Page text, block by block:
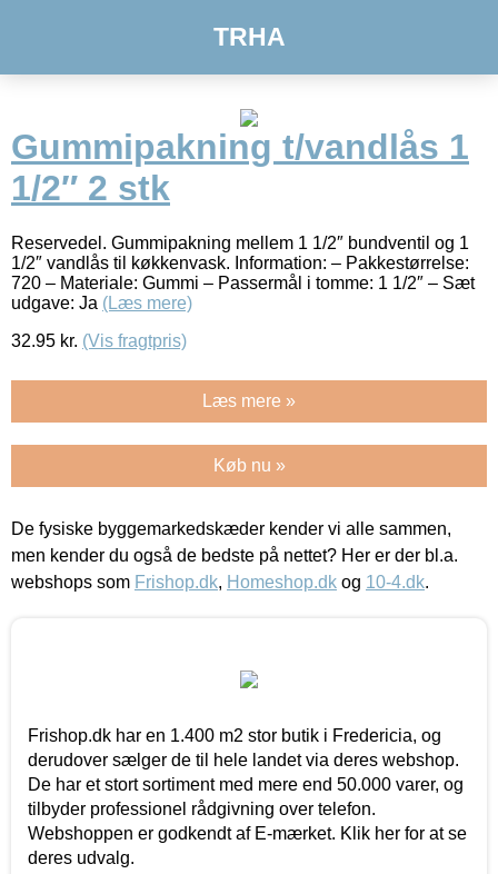
TRHA
Gummipakning t/vandlås 1
1/2″ 2 stk
Reservedel. Gummipakning mellem 1 1/2″ bundventil og 1
1/2″ vandlås til køkkenvask. Information: – Pakkestørrelse:
720 – Materiale: Gummi – Passermål i tomme: 1 1/2″ – Sæt
udgave: Ja (Læs mere)
32.95 kr. (Vis fragtpris)
Læs mere »
Køb nu »
De fysiske byggemarkedskæder kender vi alle sammen,
men kender du også de bedste på nettet? Her er der bl.a.
webshops som Frishop.dk, Homeshop.dk og 10-4.dk.
Frishop.dk har en 1.400 m2 stor butik i Fredericia, og
derudover sælger de til hele landet via deres webshop.
De har et stort sortiment med mere end 50.000 varer, og
tilbyder professionel rådgivning over telefon.
Webshoppen er godkendt af E-mærket. Klik her for at se
deres udvalg.